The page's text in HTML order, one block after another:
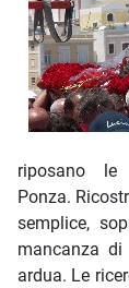
riposano
Ponza.
semplice,
mancanza
ardua. Le